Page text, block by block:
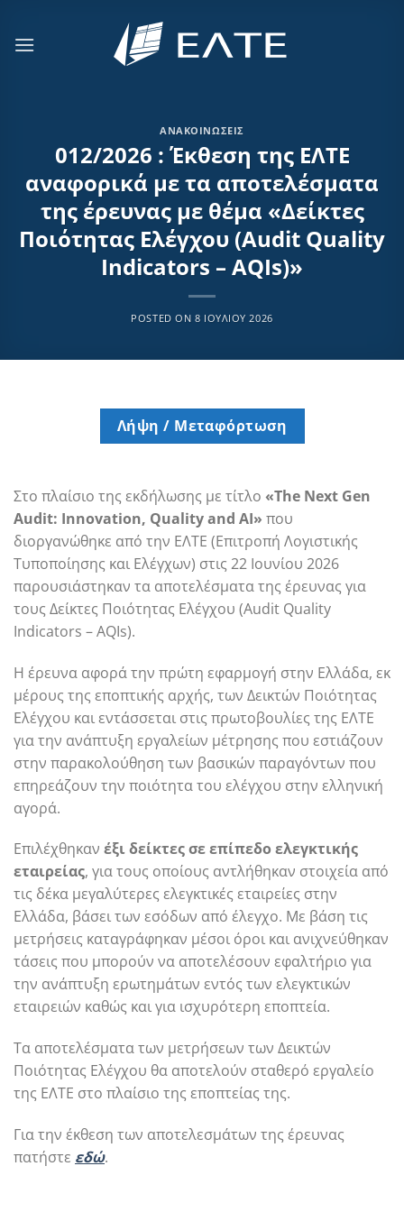
περιεχόμενο
ΑΝΑΚΟΙΝΏΣΕΙΣ
012/2026 : Έκθεση της ΕΛΤΕ
αναφορικά με τα αποτελέσματα
της έρευνας με θέμα «Δείκτες
Ποιότητας Ελέγχου (Audit Quality
Indicators – AQIs)»
POSTED ON 8 ΙΟΥΛΊΟΥ 2026
Λήψη / Μεταφόρτωση
Στο πλαίσιο της εκδήλωσης με τίτλο «The Next Gen
Audit: Innovation, Quality and AI» που
διοργανώθηκε από την ΕΛΤΕ (Επιτροπή Λογιστικής
Τυποποίησης και Ελέγχων) στις 22 Ιουνίου 2026
παρουσιάστηκαν τα αποτελέσματα της έρευνας για
τους Δείκτες Ποιότητας Ελέγχου (Audit Quality
Indicators – AQIs).
Η έρευνα αφορά την πρώτη εφαρμογή στην Ελλάδα, εκ
μέρους της εποπτικής αρχής, των Δεικτών Ποιότητας
Ελέγχου και εντάσσεται στις πρωτοβουλίες της ΕΛΤΕ
για την ανάπτυξη εργαλείων μέτρησης που εστιάζουν
στην παρακολούθηση των βασικών παραγόντων που
επηρεάζουν την ποιότητα του ελέγχου στην ελληνική
αγορά.
Επιλέχθηκαν έξι δείκτες σε επίπεδο ελεγκτικής
εταιρείας, για τους οποίους αντλήθηκαν στοιχεία από
τις δέκα μεγαλύτερες ελεγκτικές εταιρείες στην
Ελλάδα, βάσει των εσόδων από έλεγχο. Με βάση τις
μετρήσεις καταγράφηκαν μέσοι όροι και ανιχνεύθηκαν
τάσεις που μπορούν να αποτελέσουν εφαλτήριο για
την ανάπτυξη ερωτημάτων εντός των ελεγκτικών
εταιρειών καθώς και για ισχυρότερη εποπτεία.
Τα αποτελέσματα των μετρήσεων των Δεικτών
Ποιότητας Ελέγχου θα αποτελούν σταθερό εργαλείο
της ΕΛΤΕ στο πλαίσιο της εποπτείας της.
Για την έκθεση των αποτελεσμάτων της έρευνας
πατήστε εδώ.